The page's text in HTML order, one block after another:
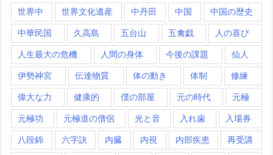
世界中 世界文化遺産 中丹田 中国 中国の歴史
中華民国 久高島 五台山 五禽戯 人の喜び
人生最大の危機 人間の身体 今後の課題 仙人
伊勢神宮 伝達物質 体の動き 体制 修練
偉大な力 健康的 僕の部屋 元の時代 元極
元極功 元極道の僧侶 光と音 入れ歯 入場券
八段錦 六字訣 内臓 内視 内部疾患 再受講